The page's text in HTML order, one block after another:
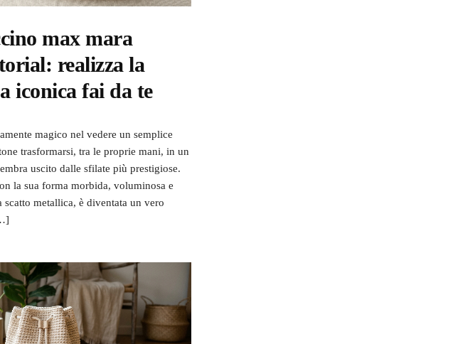
max mara
realizza la
iconica fai da te
magico nel vedere un semplice
trasformarsi, tra le proprie mani, in un
uscito dalle sfilate più prestigiose.
la sua forma morbida, voluminosa e
scatto metallica, è diventata un vero